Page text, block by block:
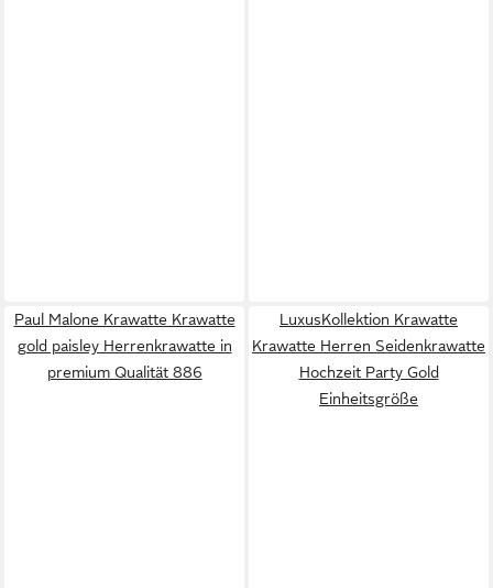
Paul Malone Krawatte Krawatte
gold paisley Herrenkrawatte in
premium Qualität 886
LuxusKollektion Krawatte
Krawatte Herren Seidenkrawatte
Hochzeit Party Gold
Einheitsgröße